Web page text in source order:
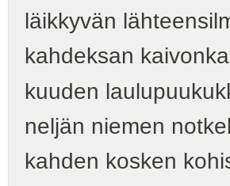
läikkyvän
kahdeksan
kuuden
neljän niemen
kahden kosken